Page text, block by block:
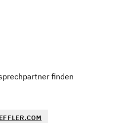
finden